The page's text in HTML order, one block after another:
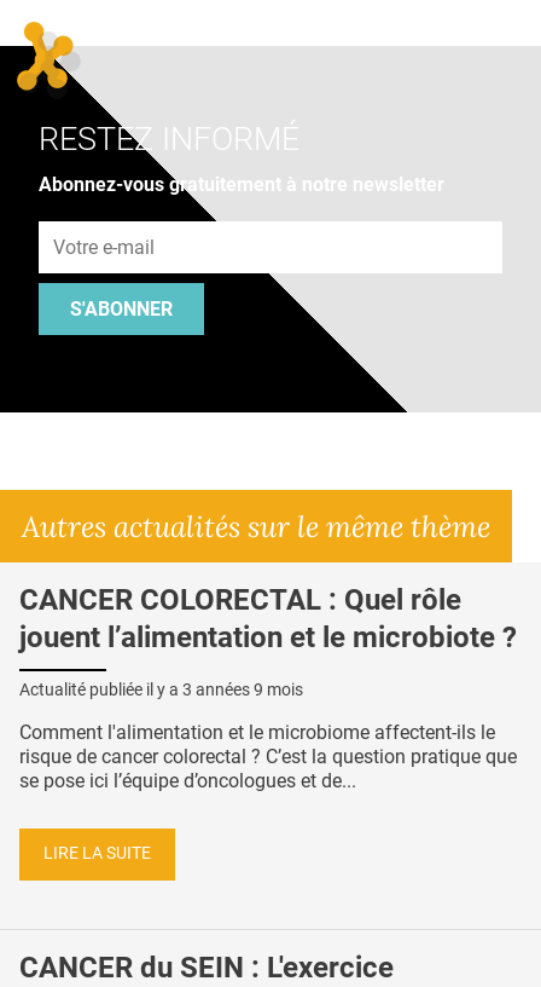
RESTEZ INFORMÉ
Abonnez-vous gratuitement à notre newsletter
S'ABONNER
Autres actualités sur le même thème
CANCER COLORECTAL : Quel rôle
jouent l’alimentation et le microbiote ?
Actualité publiée il y a 3 années 9 mois
Comment l'alimentation et le microbiome affectent-ils le
risque de cancer colorectal ? C’est la question pratique que
se pose ici l’équipe d’oncologues et de...
LIRE LA SUITE
CANCER du SEIN : L'exercice